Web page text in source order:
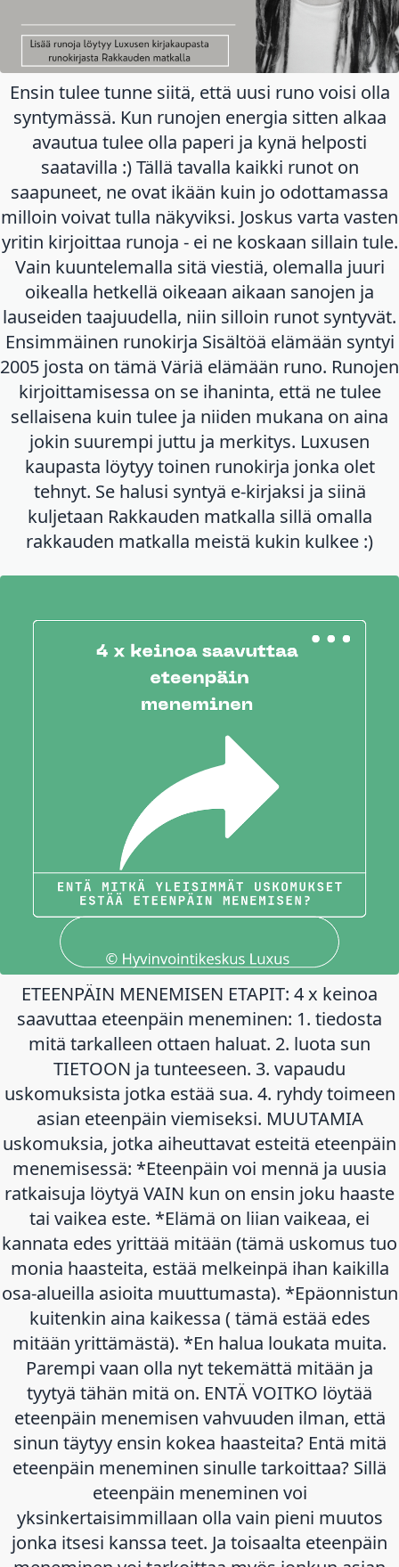
Ensin tulee tunne siitä, että uusi runo voisi olla
syntymässä. Kun runojen energia sitten alkaa
avautua tulee olla paperi ja kynä helposti
saatavilla :) Tällä tavalla kaikki runot on
saapuneet, ne ovat ikään kuin jo odottamassa
milloin voivat tulla näkyviksi. Joskus varta vasten
yritin kirjoittaa runoja - ei ne koskaan sillain tule.
Vain kuuntelemalla sitä viestiä, olemalla juuri
oikealla hetkellä oikeaan aikaan sanojen ja
lauseiden taajuudella, niin silloin runot syntyvät.
Ensimmäinen runokirja Sisältöä elämään syntyi
2005 josta on tämä Väriä elämään runo. Runojen
kirjoittamisessa on se ihaninta, että ne tulee
sellaisena kuin tulee ja niiden mukana on aina
jokin suurempi juttu ja merkitys. Luxusen
kaupasta löytyy toinen runokirja jonka olet
tehnyt. Se halusi syntyä e-kirjaksi ja siinä
kuljetaan Rakkauden matkalla sillä omalla
rakkauden matkalla meistä kukin kulkee :)
ETEENPÄIN MENEMISEN ETAPIT: 4 x keinoa
saavuttaa eteenpäin meneminen: 1. tiedosta
mitä tarkalleen ottaen haluat. 2. luota sun
TIETOON ja tunteeseen. 3. vapaudu
uskomuksista jotka estää sua. 4. ryhdy toimeen
asian eteenpäin viemiseksi. MUUTAMIA
uskomuksia, jotka aiheuttavat esteitä eteenpäin
menemisessä: *Eteenpäin voi mennä ja uusia
ratkaisuja löytyä VAIN kun on ensin joku haaste
tai vaikea este. *Elämä on liian vaikeaa, ei
kannata edes yrittää mitään (tämä uskomus tuo
monia haasteita, estää melkeinpä ihan kaikilla
osa-alueilla asioita muuttumasta). *Epäonnistun
kuitenkin aina kaikessa ( tämä estää edes
mitään yrittämästä). *En halua loukata muita.
Parempi vaan olla nyt tekemättä mitään ja
tyytyä tähän mitä on. ENTÄ VOITKO löytää
eteenpäin menemisen vahvuuden ilman, että
sinun täytyy ensin kokea haasteita? Entä mitä
eteenpäin meneminen sinulle tarkoittaa? Sillä
eteenpäin meneminen voi
yksinkertaisimmillaan olla vain pieni muutos
jonka itsesi kanssa teet. Ja toisaalta eteenpäin